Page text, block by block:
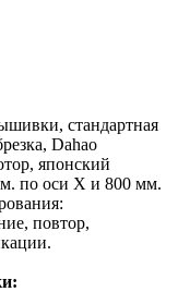
стандартная
Dahao
японский
по оси X и 800 мм.
повтор,